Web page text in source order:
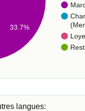
33.7%
langues: